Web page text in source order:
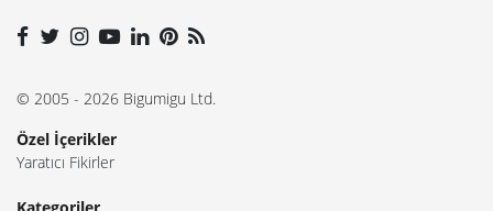
© 2005 - 2026 Bigumigu Ltd.
Özel İçerikler
Yaratıcı Fikirler